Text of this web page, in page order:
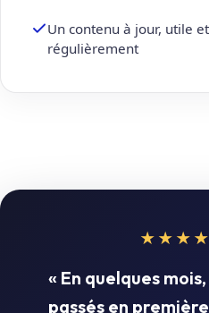
Un contenu à jour, utile
régulièrement
« En quelques
passés en